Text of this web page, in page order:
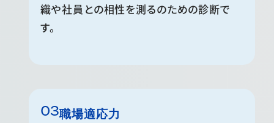
織や社員との相性を測るのための診断で
す。
職場適応力